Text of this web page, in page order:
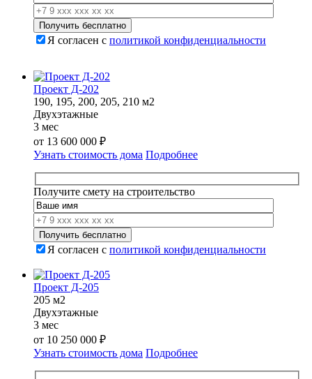
Я согласен с политикой конфиденциальности
Проект Д-202
190, 195, 200, 205, 210 м2
Двухэтажные
3 мес
от 13 600 000 ₽
Узнать стоимость дома Подробнее
Получите смету на строительство
Я согласен с политикой конфиденциальности
Проект Д-205
205 м2
Двухэтажные
3 мес
от 10 250 000 ₽
Узнать стоимость дома Подробнее